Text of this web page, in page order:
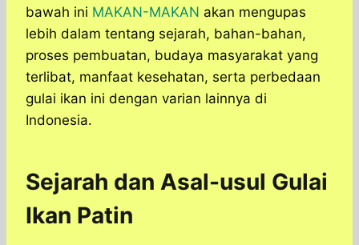
bawah ini MAKAN-MAKAN akan mengupas
lebih dalam tentang sejarah, bahan-bahan,
proses pembuatan, budaya masyarakat yang
terlibat, manfaat kesehatan, serta perbedaan
gulai ikan ini dengan varian lainnya di
Indonesia.
Sejarah dan Asal-usul Gulai
Ikan Patin